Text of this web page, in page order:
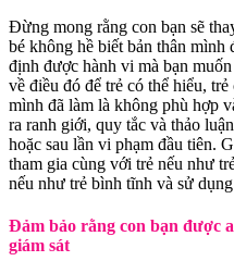
Đừng mong rằng con bạn sẽ
bé không hề biết bản thân
định được hành vi mà bạn
về điều đó để trẻ có thể hiểu,
mình đã làm là không phù hợp
ra ranh giới, quy tắc và thảo
hoặc sau lần vi phạm đầu tiên.
tham gia cùng với trẻ nếu như
nếu như trẻ bình tĩnh và sử
Đảm bảo rằng con bạn được
giám sát